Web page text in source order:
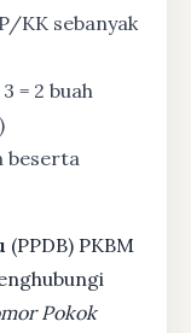
KK sebanyak
= 2 buah
beserta
(PPDB) PKBM
Pokok